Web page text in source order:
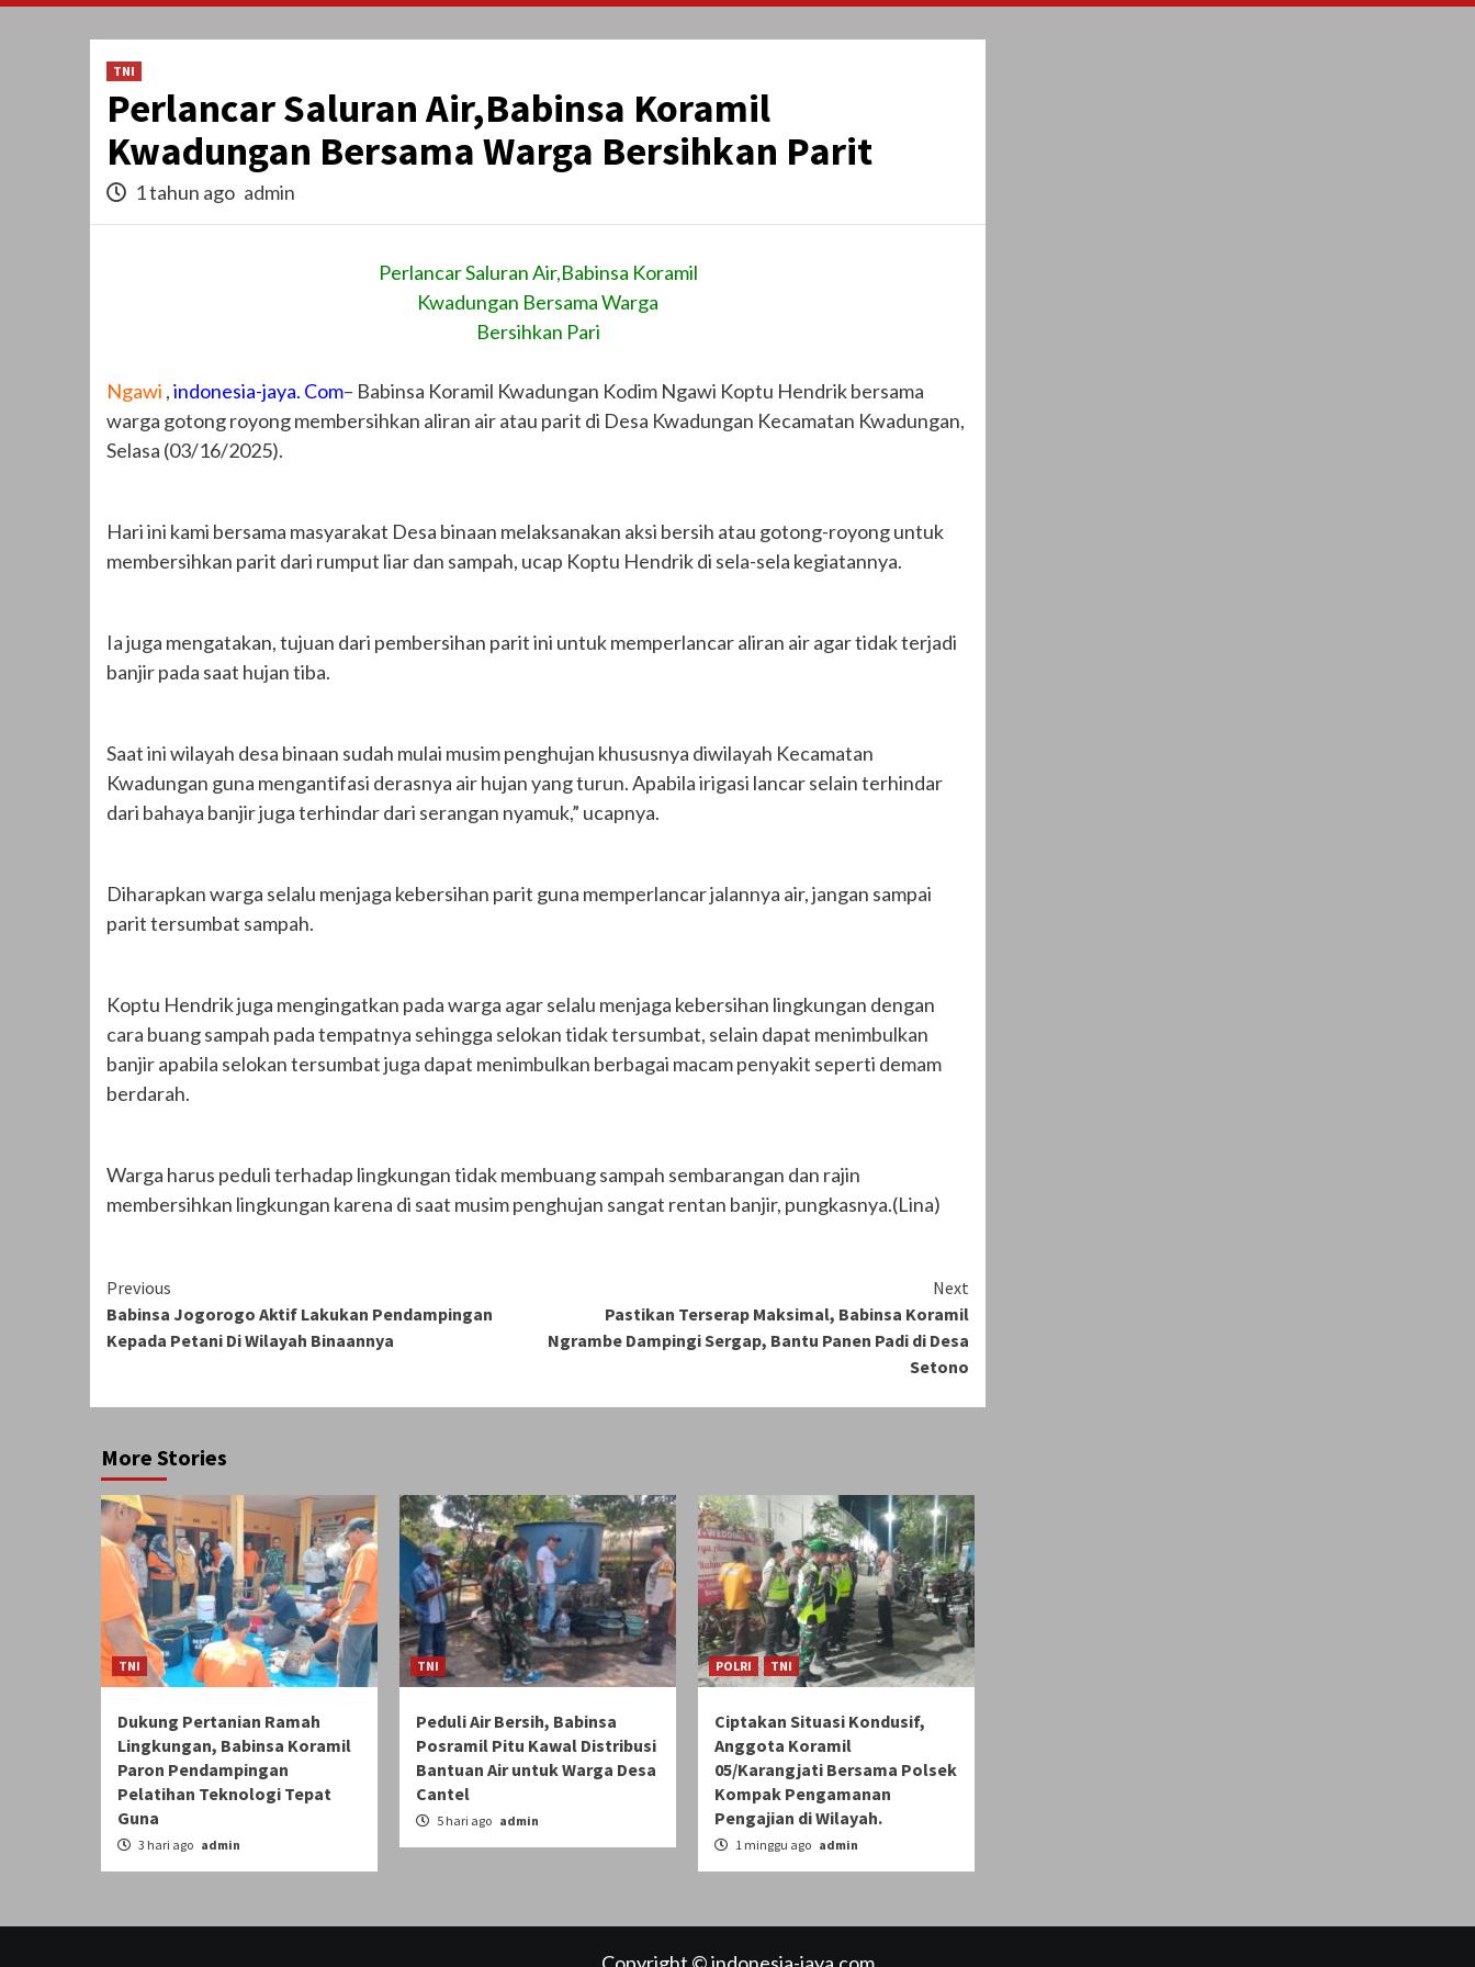
TNI
Perlancar Saluran Air,Babinsa Koramil
Kwadungan Bersama Warga Bersihkan Parit
1 tahun ago admin
Perlancar Saluran Air,Babinsa Koramil
Kwadungan Bersama Warga
Bersihkan Pari
Ngawi ,indonesia-jaya. Com– Babinsa Koramil Kwadungan Kodim Ngawi Koptu Hendrik bersama
warga gotong royong membersihkan aliran air atau parit di Desa Kwadungan Kecamatan Kwadungan,
Selasa (03/16/2025).
Hari ini kami bersama masyarakat Desa binaan melaksanakan aksi bersih atau gotong-royong untuk
membersihkan parit dari rumput liar dan sampah, ucap Koptu Hendrik di sela-sela kegiatannya.
Ia juga mengatakan, tujuan dari pembersihan parit ini untuk memperlancar aliran air agar tidak terjadi
banjir pada saat hujan tiba.
Saat ini wilayah desa binaan sudah mulai musim penghujan khususnya diwilayah Kecamatan
Kwadungan guna mengantifasi derasnya air hujan yang turun. Apabila irigasi lancar selain terhindar
dari bahaya banjir juga terhindar dari serangan nyamuk,” ucapnya.
Diharapkan warga selalu menjaga kebersihan parit guna memperlancar jalannya air, jangan sampai
parit tersumbat sampah.
Koptu Hendrik juga mengingatkan pada warga agar selalu menjaga kebersihan lingkungan dengan
cara buang sampah pada tempatnya sehingga selokan tidak tersumbat, selain dapat menimbulkan
banjir apabila selokan tersumbat juga dapat menimbulkan berbagai macam penyakit seperti demam
berdarah.
Warga harus peduli terhadap lingkungan tidak membuang sampah sembarangan dan rajin
membersihkan lingkungan karena di saat musim penghujan sangat rentan banjir, pungkasnya.(Lina)
Continue
Reading
Previous
Babinsa Jogorogo Aktif Lakukan Pendampingan
Kepada Petani Di Wilayah Binaannya
Next
Pastikan Terserap Maksimal, Babinsa Koramil
Ngrambe Dampingi Sergap, Bantu Panen Padi di Desa
Setono
More Stories
TNI
Dukung Pertanian Ramah
Lingkungan, Babinsa Koramil
Paron Pendampingan
Pelatihan Teknologi Tepat
Guna
3 hari ago admin
TNI
Peduli Air Bersih, Babinsa
Posramil Pitu Kawal Distribusi
Bantuan Air untuk Warga Desa
Cantel
5 hari ago admin
POLRI TNI
Ciptakan Situasi Kondusif,
Anggota Koramil
05/Karangjati Bersama Polsek
Kompak Pengamanan
Pengajian di Wilayah.
1 minggu ago admin